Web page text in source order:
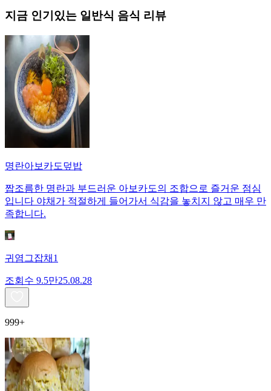
지금 인기있는 일반식 음식 리뷰
명란아보카도덮밥
짭조름한 명란과 부드러운 아보카도의 조합으로 즐거운 점심
입니다 야채가 적절하게 들어가서 식감을 놓치지 않고 매우 만
족합니다.
귀염그잡채1
조회수 9.5만25.08.28
999+